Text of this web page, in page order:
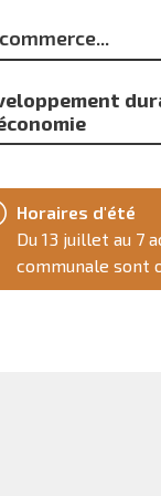
Horaires d'été
Du 13 juillet au 7
communale sont